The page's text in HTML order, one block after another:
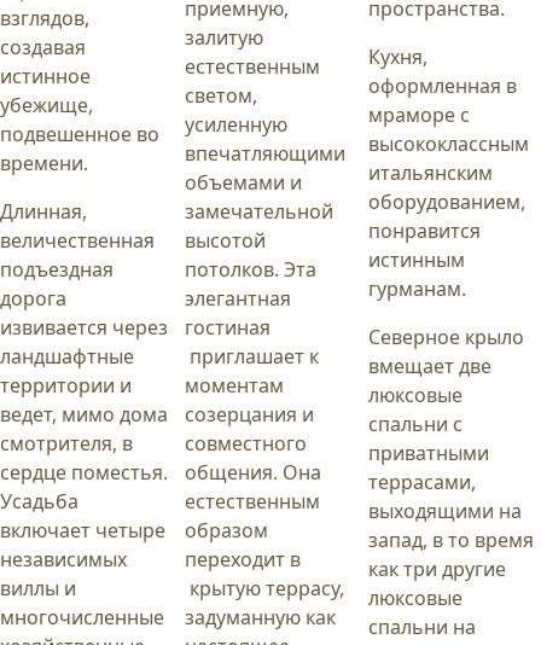
взглядов,
создавая
истинное
убежище,
подвешенное во
времени.
Длинная,
величественная
подъездная
дорога
извивается через
ландшафтные
территории и
ведет, мимо дома
смотрителя, в
сердце поместья.
Усадьба
включает четыре
независимых
виллы и
многочисленные
приемную,
залитую
естественным
светом,
усиленную
впечатляющими
объемами и
замечательной
высотой
потолков. Эта
элегантная
гостиная
приглашает к
моментам
созерцания и
совместного
общения. Она
естественным
образом
переходит в
крытую террасу,
задуманную как
пространства.
Кухня,
оформленная в
мраморе с
высококлассным
итальянским
оборудованием,
понравится
истинным
гурманам.
Северное крыло
вмещает две
люксовые
спальни с
приватными
террасами,
выходящими на
запад, в то время
как три другие
люксовые
спальни на